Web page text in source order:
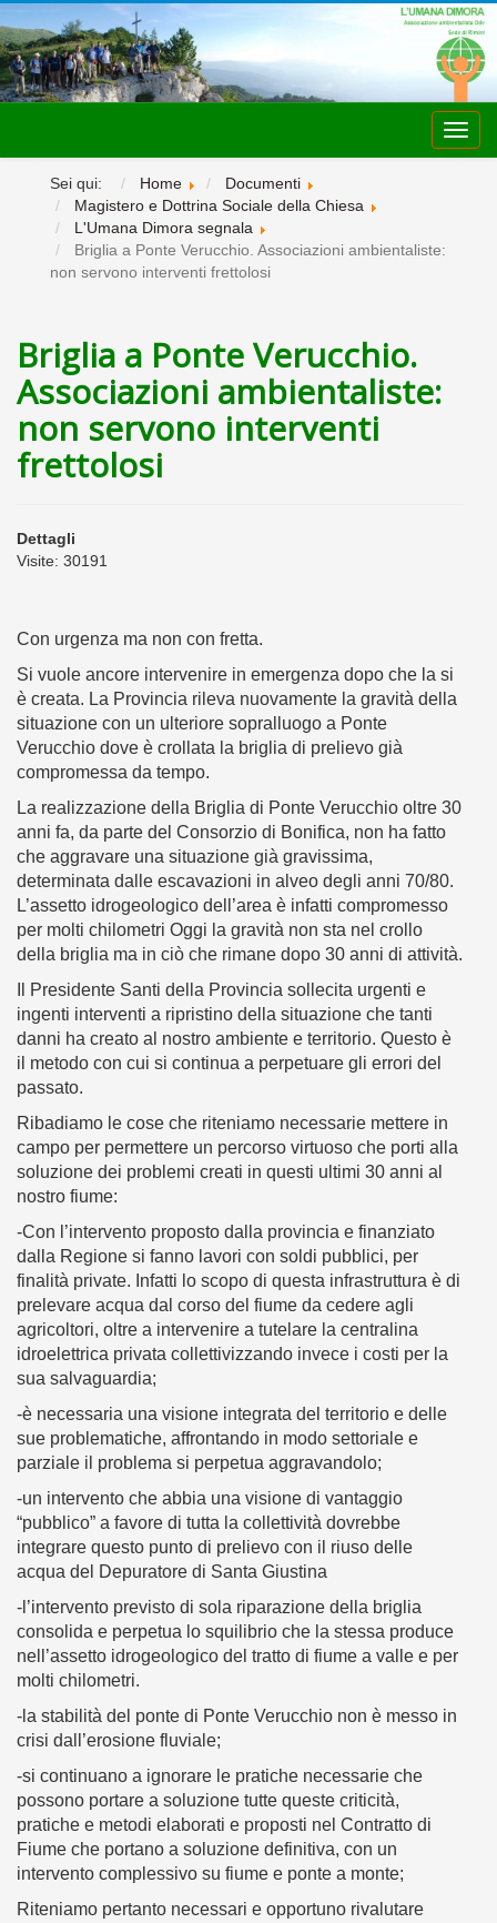
Sei qui:
Home
Documenti
Magistero e Dottrina Sociale della Chiesa
L'Umana Dimora segnala
Briglia a Ponte Verucchio. Associazioni ambientaliste:
non servono interventi frettolosi
Briglia a Ponte Verucchio.
Associazioni ambientaliste:
non servono interventi
frettolosi
Dettagli
Visite: 30191
Con urgenza ma non con fretta.
Si vuole ancore intervenire in emergenza dopo che la si
è creata. La Provincia rileva nuovamente la gravità della
situazione con un ulteriore sopralluogo a Ponte
Verucchio dove è crollata la briglia di prelievo già
compromessa da tempo.
La realizzazione della Briglia di Ponte Verucchio oltre 30
anni fa, da parte del Consorzio di Bonifica, non ha fatto
che aggravare una situazione già gravissima,
determinata dalle escavazioni in alveo degli anni 70/80.
L’assetto idrogeologico dell’area è infatti compromesso
per molti chilometri Oggi la gravità non sta nel crollo
della briglia ma in ciò che rimane dopo 30 anni di attività.
Il Presidente Santi della Provincia sollecita urgenti e
ingenti interventi a ripristino della situazione che tanti
danni ha creato al nostro ambiente e territorio. Questo è
il metodo con cui si continua a perpetuare gli errori del
passato.
Ribadiamo le cose che riteniamo necessarie mettere in
campo per permettere un percorso virtuoso che porti alla
soluzione dei problemi creati in questi ultimi 30 anni al
nostro fiume:
-Con l’intervento proposto dalla provincia e finanziato
dalla Regione si fanno lavori con soldi pubblici, per
finalità private. Infatti lo scopo di questa infrastruttura è di
prelevare acqua dal corso del fiume da cedere agli
agricoltori, oltre a intervenire a tutelare la centralina
idroelettrica privata collettivizzando invece i costi per la
sua salvaguardia;
-è necessaria una visione integrata del territorio e delle
sue problematiche, affrontando in modo settoriale e
parziale il problema si perpetua aggravandolo;
-un intervento che abbia una visione di vantaggio
“pubblico” a favore di tutta la collettività dovrebbe
integrare questo punto di prelievo con il riuso delle
acqua del Depuratore di Santa Giustina
-l’intervento previsto di sola riparazione della briglia
consolida e perpetua lo squilibrio che la stessa produce
nell’assetto idrogeologico del tratto di fiume a valle e per
molti chilometri.
-la stabilità del ponte di Ponte Verucchio non è messo in
crisi dall’erosione fluviale;
-si continuano a ignorare le pratiche necessarie che
possono portare a soluzione tutte queste criticità,
pratiche e metodi elaborati e proposti nel Contratto di
Fiume che portano a soluzione definitiva, con un
intervento complessivo su fiume e ponte a monte;
Riteniamo pertanto necessari e opportuno rivalutare